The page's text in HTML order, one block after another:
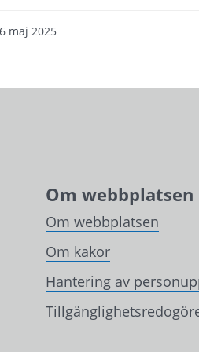
maj 2025
Om webbplatsen
Om webbplatsen
Om kakor
Hantering av